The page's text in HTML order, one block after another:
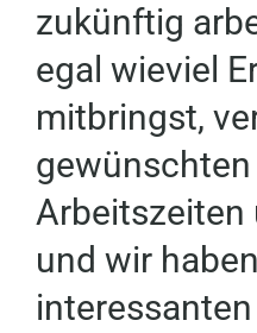
zukünftig
egal wieviel
mitbringst,
gewünschten
Arbeitszeiten
und wir